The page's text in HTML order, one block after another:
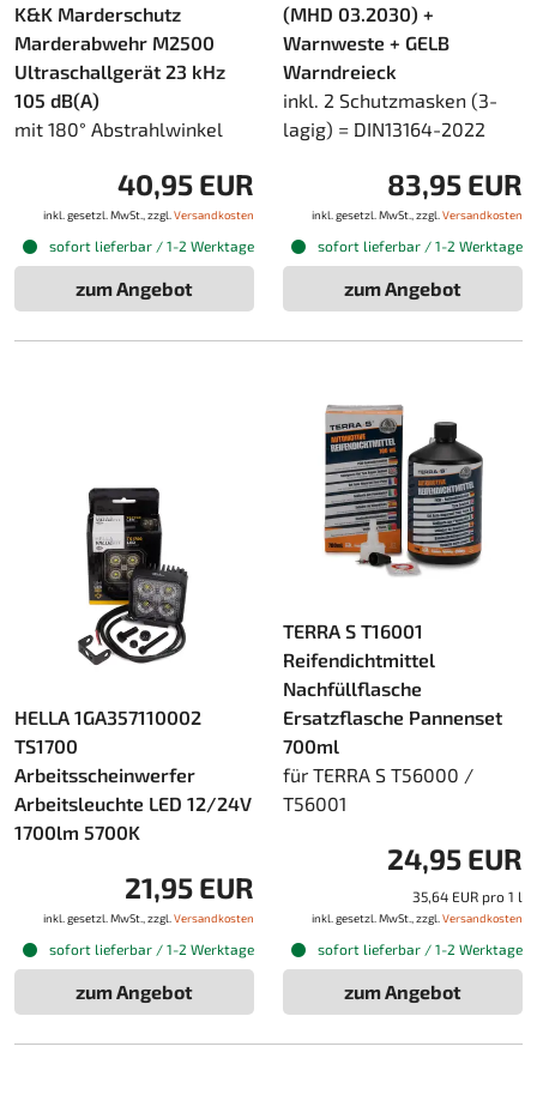
K&K Marderschutz
Marderabwehr M2500
Ultraschallgerät 23 kHz
105 dB(A)
mit 180° Abstrahlwinkel
40,95 EUR
inkl. gesetzl. MwSt., zzgl. Versandkosten
sofort lieferbar / 1-2 Werktage
zum Angebot
(MHD 03.2030) +
Warnweste + GELB
Warndreieck
inkl. 2 Schutzmasken (3-
lagig) = DIN13164-2022
83,95 EUR
inkl. gesetzl. MwSt., zzgl. Versandkosten
sofort lieferbar / 1-2 Werktage
zum Angebot
HELLA 1GA357110002
TS1700
Arbeitsscheinwerfer
Arbeitsleuchte LED 12/24V
1700lm 5700K
21,95 EUR
inkl. gesetzl. MwSt., zzgl. Versandkosten
sofort lieferbar / 1-2 Werktage
zum Angebot
TERRA S T16001
Reifendichtmittel
Nachfüllflasche
Ersatzflasche Pannenset
700ml
für TERRA S T56000 /
T56001
24,95 EUR
35,64 EUR pro 1 l
inkl. gesetzl. MwSt., zzgl. Versandkosten
sofort lieferbar / 1-2 Werktage
zum Angebot